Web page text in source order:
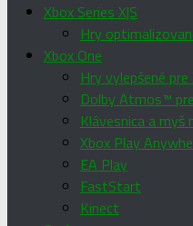
Xbox Series X|S
Hry
Xbox One
Hry vylepšené
Dolby Atmos™
Klávesnica a myš
Xbox Play
EA Play
FastStart
Kinect